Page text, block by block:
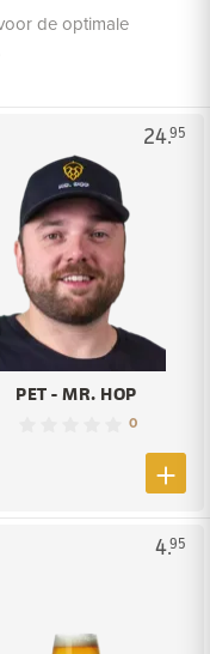
de optimale
24.95
PET - MR. HOP
0
4.95